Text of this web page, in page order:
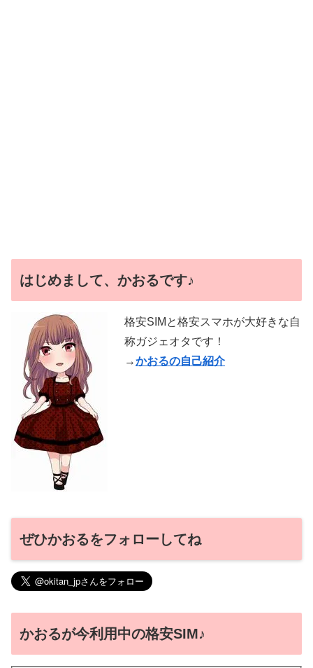
はじめまして、かおるです♪
格安SIMと格安スマホが大好きな自
称ガジェオタです！
→かおるの自己紹介
ぜひかおるをフォローしてね
かおるが今利用中の格安SIM♪